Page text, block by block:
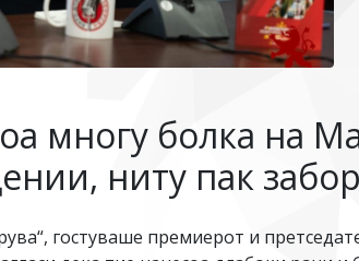
многу болка на
ниту пак
гостуваше премиерот и